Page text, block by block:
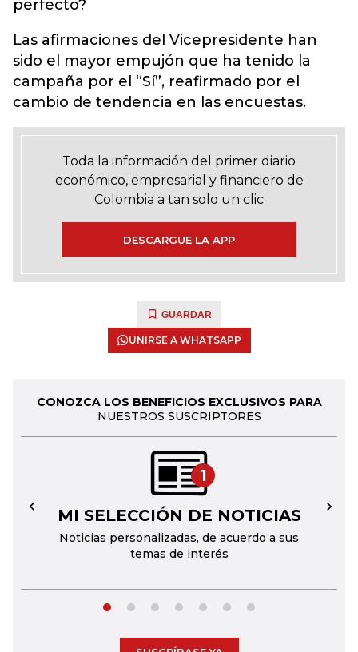
perfecto?
Las afirmaciones del Vicepresidente han
sido el mayor empujón que ha tenido la
campaña por el “Sí”, reafirmado por el
cambio de tendencia en las encuestas.
Toda la información del primer diario
económico, empresarial y financiero de
Colombia a tan solo un clic
DESCARGUE LA APP
GUARDAR
UNIRSE A WHATSAPP
CONOZCA LOS BENEFICIOS EXCLUSIVOS PARA
NUESTROS SUSCRIPTORES
1
MI SELECCIÓN DE NOTICIAS
Noticias personalizadas, de acuerdo a sus
temas de interés
← →